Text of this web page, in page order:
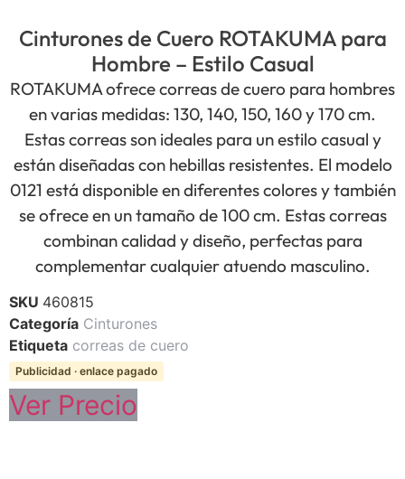
Cinturones de Cuero ROTAKUMA para
Hombre – Estilo Casual
ROTAKUMA ofrece correas de cuero para hombres
en varias medidas: 130, 140, 150, 160 y 170 cm.
Estas correas son ideales para un estilo casual y
están diseñadas con hebillas resistentes. El modelo
0121 está disponible en diferentes colores y también
se ofrece en un tamaño de 100 cm. Estas correas
combinan calidad y diseño, perfectas para
complementar cualquier atuendo masculino.
SKU 460815
Categoría Cinturones
Etiqueta correas de cuero
Publicidad · enlace pagado
Ver Precio